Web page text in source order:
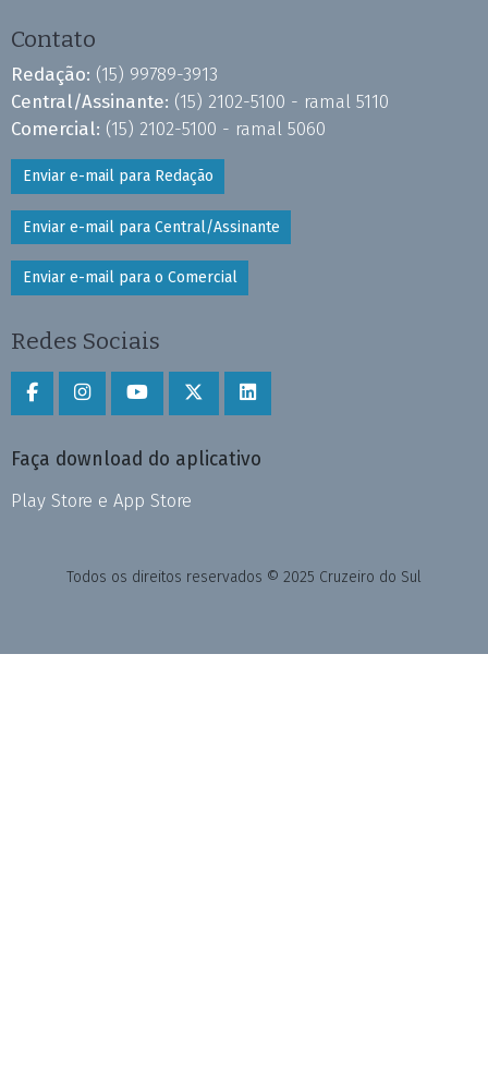
Contato
Redação: (15) 99789-3913
Central/Assinante: (15) 2102-5100 - ramal 5110
Comercial: (15) 2102-5100 - ramal 5060
Enviar e-mail para Redação
Enviar e-mail para Central/Assinante
Enviar e-mail para o Comercial
Redes Sociais
Faça download do aplicativo
Play Store e App Store
Todos os direitos reservados © 2025 Cruzeiro do Sul